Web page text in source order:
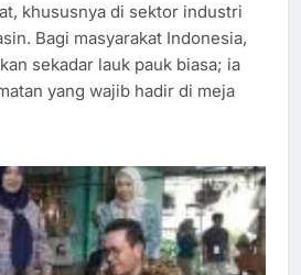
khususnya di sektor industri
Bagi masyarakat Indonesia,
sekadar lauk pauk biasa; ia
yang wajib hadir di meja